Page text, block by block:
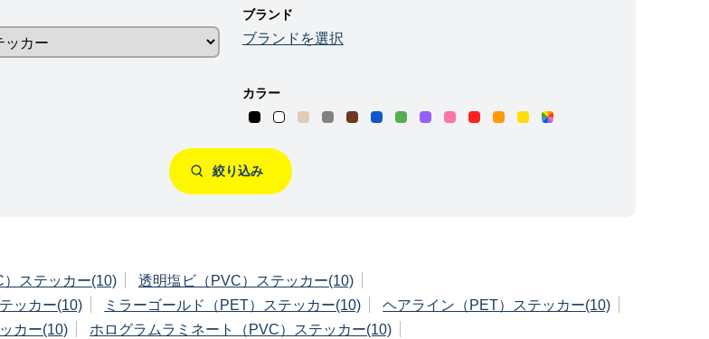
ブランド
ブランドを選択
カラー
絞り込み
ステッカー(10)
透明塩ビ（PVC）ステッカー(10)
ッカー(10)
ミラーゴールド（PET）ステッカー(10)
ヘアライン（PET）ステッカー(10)
カー(10)
ホログラムラミネート（PVC）ステッカー(10)